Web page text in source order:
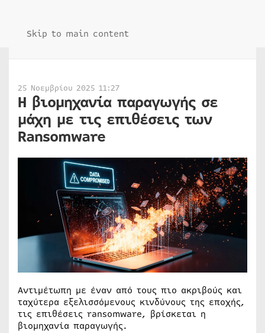
Skip to main content
25 Νοεμβρίου 2025 11:27
Η βιομηχανία παραγωγής σε
μάχη με τις επιθέσεις των
Ransomware
Αντιμέτωπη με έναν από τους πιο ακριβούς και
ταχύτερα εξελισσόμενους κινδύνους της εποχής,
τις επιθέσεις ransomware, βρίσκεται η
βιομηχανία παραγωγής.